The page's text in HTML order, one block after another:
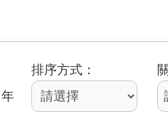
年
排序方式